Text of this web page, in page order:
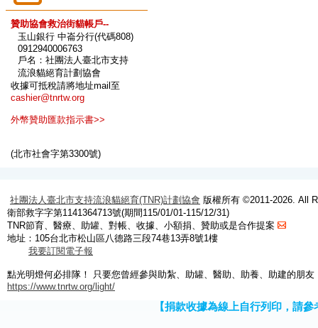
贊助協會救治街貓帳戶--
玉山銀行 中崙分行(代碼808)
0912940006763
戶名：社團法人臺北市支持
流浪貓絕育計劃協會
收據可抵稅請將地址mail至
cashier@tnrtw.org
外幣贊助匯款指示書>>
(北市社會字第3300號)
社團法人臺北市支持流浪貓絕育(TNR)計劃協會 版權所有 ©2011-2026. All
衛部救字字第1141364713號(期間115/01/01-115/12/31)
TNR節育、醫療、助罐、對帳、收據、小額捐、贊助或是合作提案
地址：105台北市松山區八德路三段74巷13弄8號1樓
我要訂閱電子報
點光明燈何必排隊！ 只要您曾經參與助紮、助罐、醫助、助養、助建的朋
https://www.tnrtw.org/light/
【捐款收據為線上自行列印，請參